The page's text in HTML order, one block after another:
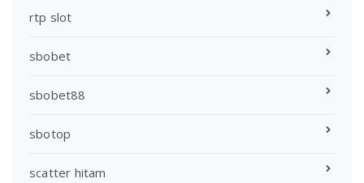
rtp slot
sbobet
sbobet88
sbotop
scatter hitam